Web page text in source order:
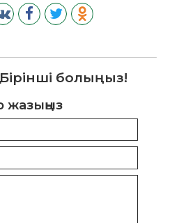
Бірінші болыңыз!
жазыңыз